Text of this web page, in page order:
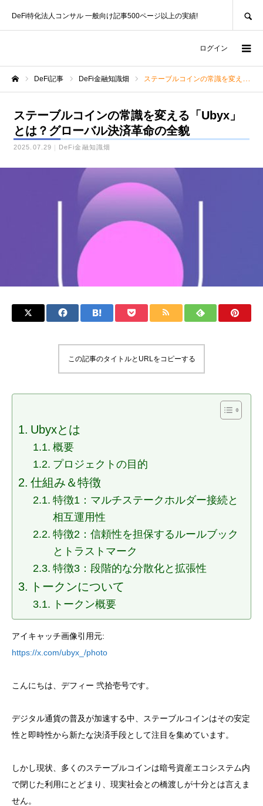
DeFi特化法人コンサル 一般向け記事500ページ以上の実績!
ログイン
DeFi記事 DeFi金融知識畑 ステーブルコインの常識を変える「Ubyx」とは？グローバル決済革命の全貌
ステーブルコインの常識を変える「Ubyx」
とは？グローバル決済革命の全貌
2025.07.29 DeFi金融知識畑
この記事のタイトルとURLをコピーする
Ubyxとは
概要
プロジェクトの目的
仕組み＆特徴
特徴1：マルチステークホルダー接続と
相互運用性
特徴2：信頼性を担保するルールブック
とトラストマーク
特徴3：段階的な分散化と拡張性
トークンについて
トークン概要
アイキャッチ画像引用元:
https://x.com/ubyx_/photo
こんにちは、デフィー 弐拾壱号です。
デジタル通貨の普及が加速する中、ステーブルコインはその安定
性と即時性から新たな決済手段として注目を集めています。
しかし現状、多くのステーブルコインは暗号資産エコシステム内
で閉じた利用にとどまり、現実社会との橋渡しが十分とは言えま
せん。